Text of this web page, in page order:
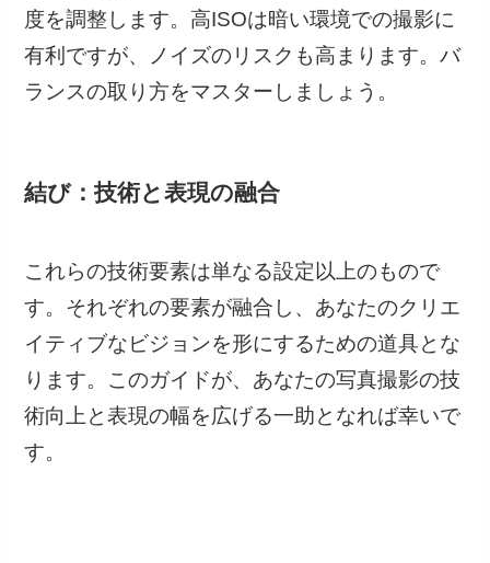
度を調整します。高ISOは暗い環境での撮影に
有利ですが、ノイズのリスクも高まります。バ
ランスの取り方をマスターしましょう。
結び：技術と表現の融合
これらの技術要素は単なる設定以上のもので
す。それぞれの要素が融合し、あなたのクリエ
イティブなビジョンを形にするための道具とな
ります。このガイドが、あなたの写真撮影の技
術向上と表現の幅を広げる一助となれば幸いで
す。